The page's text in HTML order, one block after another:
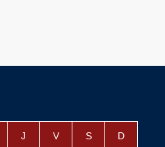
J V S D